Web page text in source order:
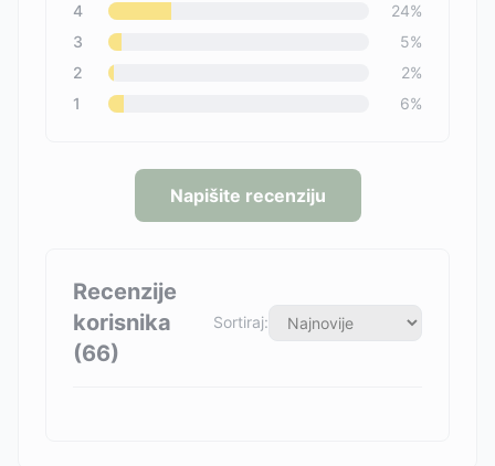
4
24%
3
5%
2
2%
1
6%
Napišite recenziju
Recenzije
korisnika
(66)
Sortiraj: